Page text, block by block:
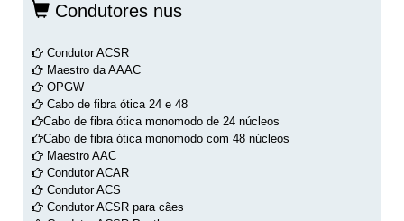
Condutores nus
Condutor ACSR
Maestro da AAAC
OPGW
Cabo de fibra ótica 24 e 48
Cabo de fibra ótica monomodo de 24 núcleos
Cabo de fibra ótica monomodo com 48 núcleos
Maestro AAC
Condutor ACAR
Condutor ACS
Condutor ACSR para cães